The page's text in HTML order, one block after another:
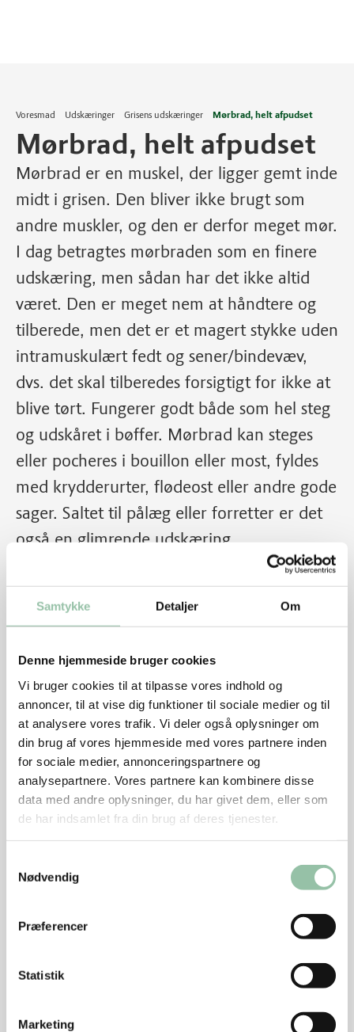
Samtykke Detaljer Om
Denne hjemmeside bruger cookies
Vi bruger cookies til at tilpasse vores indhold og
annoncer, til at vise dig funktioner til sociale medier og til
at analysere vores trafik. Vi deler også oplysninger om
din brug af vores hjemmeside med vores partnere inden
for sociale medier, annonceringspartnere og
analysepartnere. Vores partnere kan kombinere disse
data med andre oplysninger, du har givet dem, eller som
de har indsamlet fra din brug af deres tjenester.
Nødvendig
Præferencer
Statistik
Marketing
Voresmad Udskæringer Grisens udskæringer Mørbrad, helt afpudset
Mørbrad, helt afpudset
Mørbrad er en muskel, der ligger gemt inde
midt i grisen. Den bliver ikke brugt som
andre muskler, og den er derfor meget mør.
I dag betragtes mørbraden som en finere
udskæring, men sådan har det ikke altid
været. Den er meget nem at håndtere og
tilberede, men det er et magert stykke uden
intramuskulært fedt og sener/bindevæv,
dvs. det skal tilberedes forsigtigt for ikke at
blive tørt. Fungerer godt både som hel steg
og udskåret i bøffer. Mørbrad kan steges
eller pocheres i bouillon eller most, fyldes
med krydderurter, flødeost eller andre gode
sager. Saltet til pålæg eller forretter er det
også en glimrende udskæring.
Skærevejledning
Grundtilberedningsanvisning på pande